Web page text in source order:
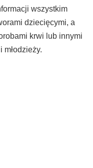
wszystkim
dziecięcymi, a
krwi lub innymi